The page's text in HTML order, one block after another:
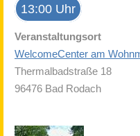
13:00 Uhr
Veranstaltungsort
WelcomeCenter am
Thermalbadstraße 18
96476 Bad Rodach